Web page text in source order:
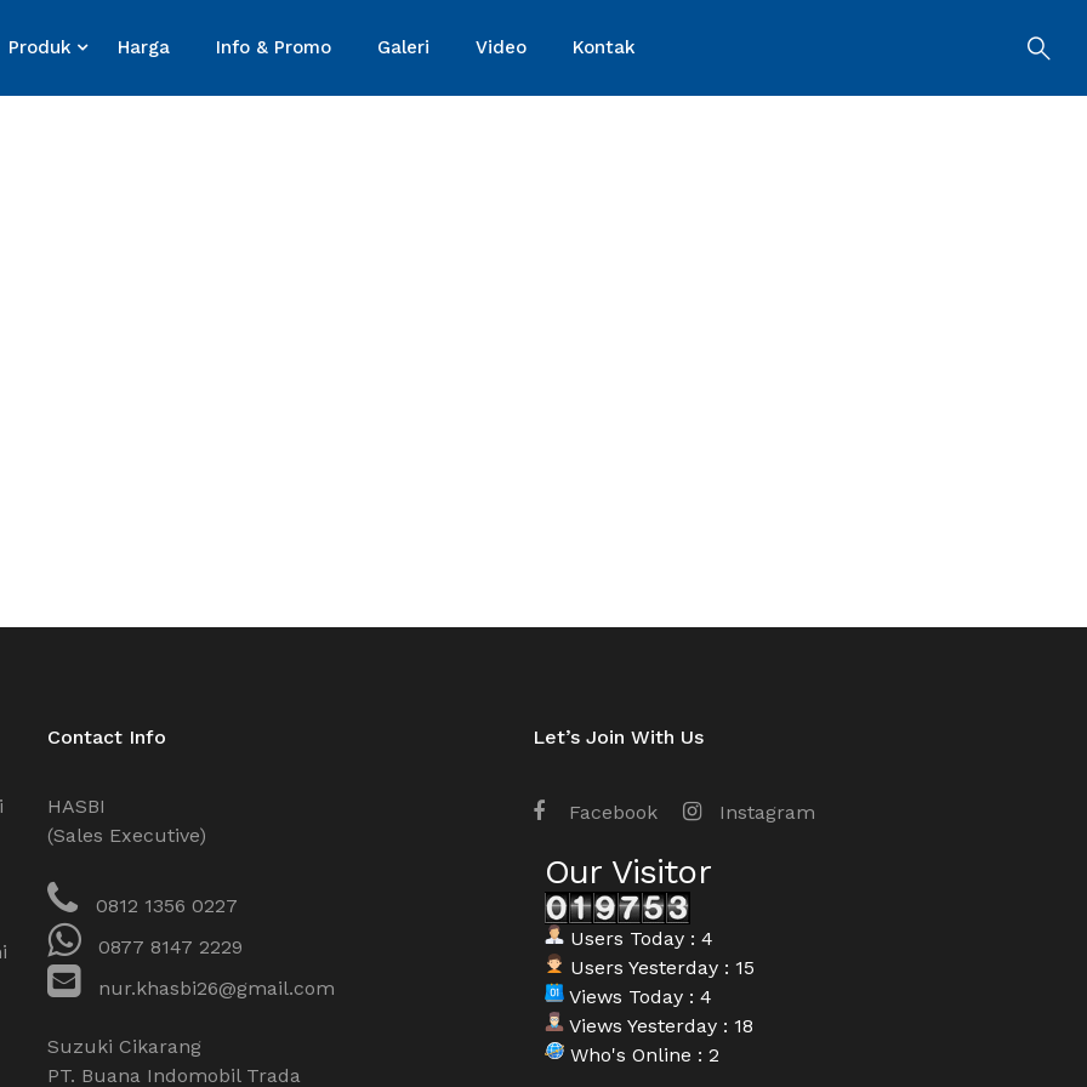
Produk Harga Info & Promo Galeri Video Kontak
Contact Info
HASBI
(Sales Executive)
0812 1356 0227
0877 8147 2229
nur.khasbi26@gmail.com
Suzuki Cikarang
PT. Buana Indomobil Trada
Let’s Join With Us
Facebook Instagram
Our Visitor
Users Today : 4
Users Yesterday : 15
Views Today : 4
Views Yesterday : 18
Who's Online : 2